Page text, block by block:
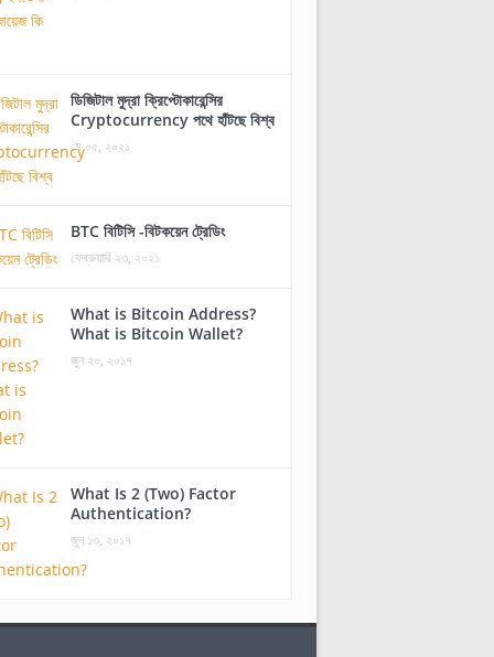
ডিজিটাল মুদ্রা ক্রিপ্টোকারেন্সির
Cryptocurrency পথে হাঁটছে বিশ্ব
মে ০৫, ২০২১
BTC বিটিসি -বিটকয়েন ট্রেডিং
ফেব্রুয়ারি ২৩, ২০২১
What is Bitcoin Address?
What is Bitcoin Wallet?
জুন ২০, ২০১৭
What Is 2 (Two) Factor
Authentication?
জুন ১৩, ২০১৭